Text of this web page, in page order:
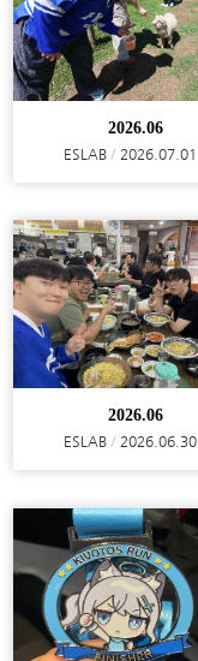
2026.06
ESLAB 2026.07.01
2026.06
ESLAB 2026.06.30